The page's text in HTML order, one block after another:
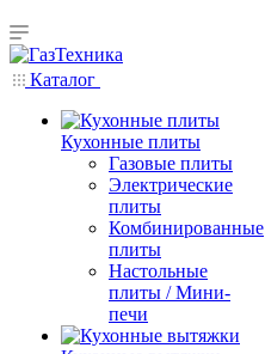
Каталог
Кухонные плиты
Газовые плиты
Электрические
плиты
Комбинированные
плиты
Настольные
плиты / Мини-
печи